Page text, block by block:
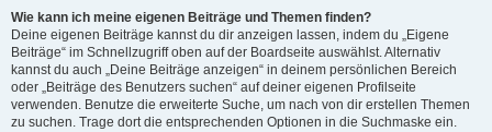
Wie kann ich meine eigenen Beiträge und Themen finden?
Deine eigenen Beiträge kannst du dir anzeigen lassen, indem du „Eigene
Beiträge“ im Schnellzugriff oben auf der Boardseite auswählst. Alternativ
kannst du auch „Deine Beiträge anzeigen“ in deinem persönlichen Bereich
oder „Beiträge des Benutzers suchen“ auf deiner eigenen Profilseite
verwenden. Benutze die erweiterte Suche, um nach von dir erstellen Themen
zu suchen. Trage dort die entsprechenden Optionen in die Suchmaske ein.